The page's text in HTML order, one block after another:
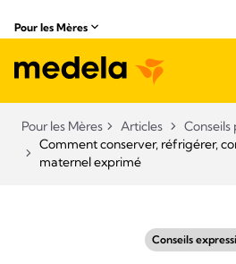
Pour les Mères
Pour les Mères Articles
Comment conserver, réfrigérer,
maternel exprimé
Conseils